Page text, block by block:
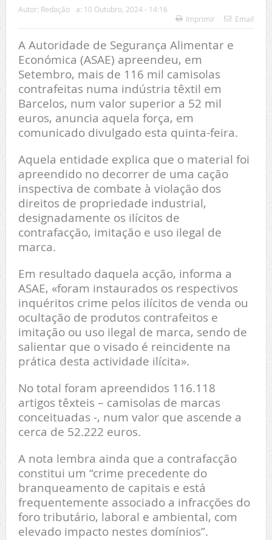
Autor: Redação a: 10 Outubro, 2024 - 14:16
Imprimir
Email
A Autoridade de Segurança Alimentar e
Económica (ASAE) apreendeu, em
Setembro, mais de 116 mil camisolas
contrafeitas numa indústria têxtil em
Barcelos, num valor superior a 52 mil
euros, anuncia aquela força, em
comunicado divulgado esta quinta-feira.
Aquela entidade explica que o material foi
apreendido no decorrer de uma cação
inspectiva de combate à violação dos
direitos de propriedade industrial,
designadamente os ilícitos de
contrafacção, imitação e uso ilegal de
marca.
Em resultado daquela acção, informa a
ASAE, «foram instaurados os respectivos
inquéritos crime pelos ilícitos de venda ou
ocultação de produtos contrafeitos e
imitação ou uso ilegal de marca, sendo de
salientar que o visado é reincidente na
prática desta actividade ilícita».
No total foram apreendidos 116.118
artigos têxteis – camisolas de marcas
conceituadas -, num valor que ascende a
cerca de 52.222 euros.
A nota lembra ainda que a contrafacção
constitui um “crime precedente do
branqueamento de capitais e está
frequentemente associado a infracções do
foro tributário, laboral e ambiental, com
elevado impacto nestes domínios”.